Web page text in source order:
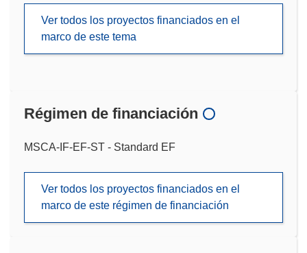
Ver todos los proyectos financiados en el
marco de este tema
Régimen de financiación
MSCA-IF-EF-ST - Standard EF
Ver todos los proyectos financiados en el
marco de este régimen de financiación